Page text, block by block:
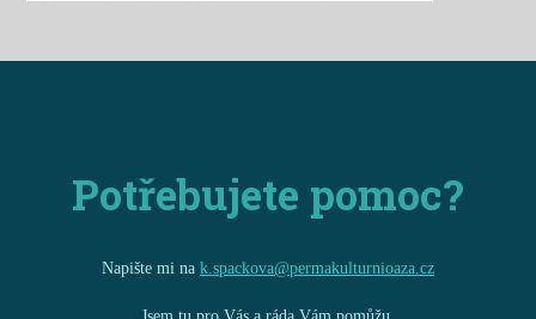
Potřebujete pomoc?
Napište mi na k.spackova@permakulturnioaza.cz